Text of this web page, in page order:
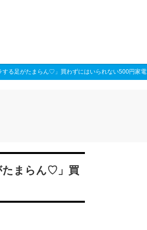
する足がたまらん♡」買わずにはいられない500円家電
たまらん♡」買